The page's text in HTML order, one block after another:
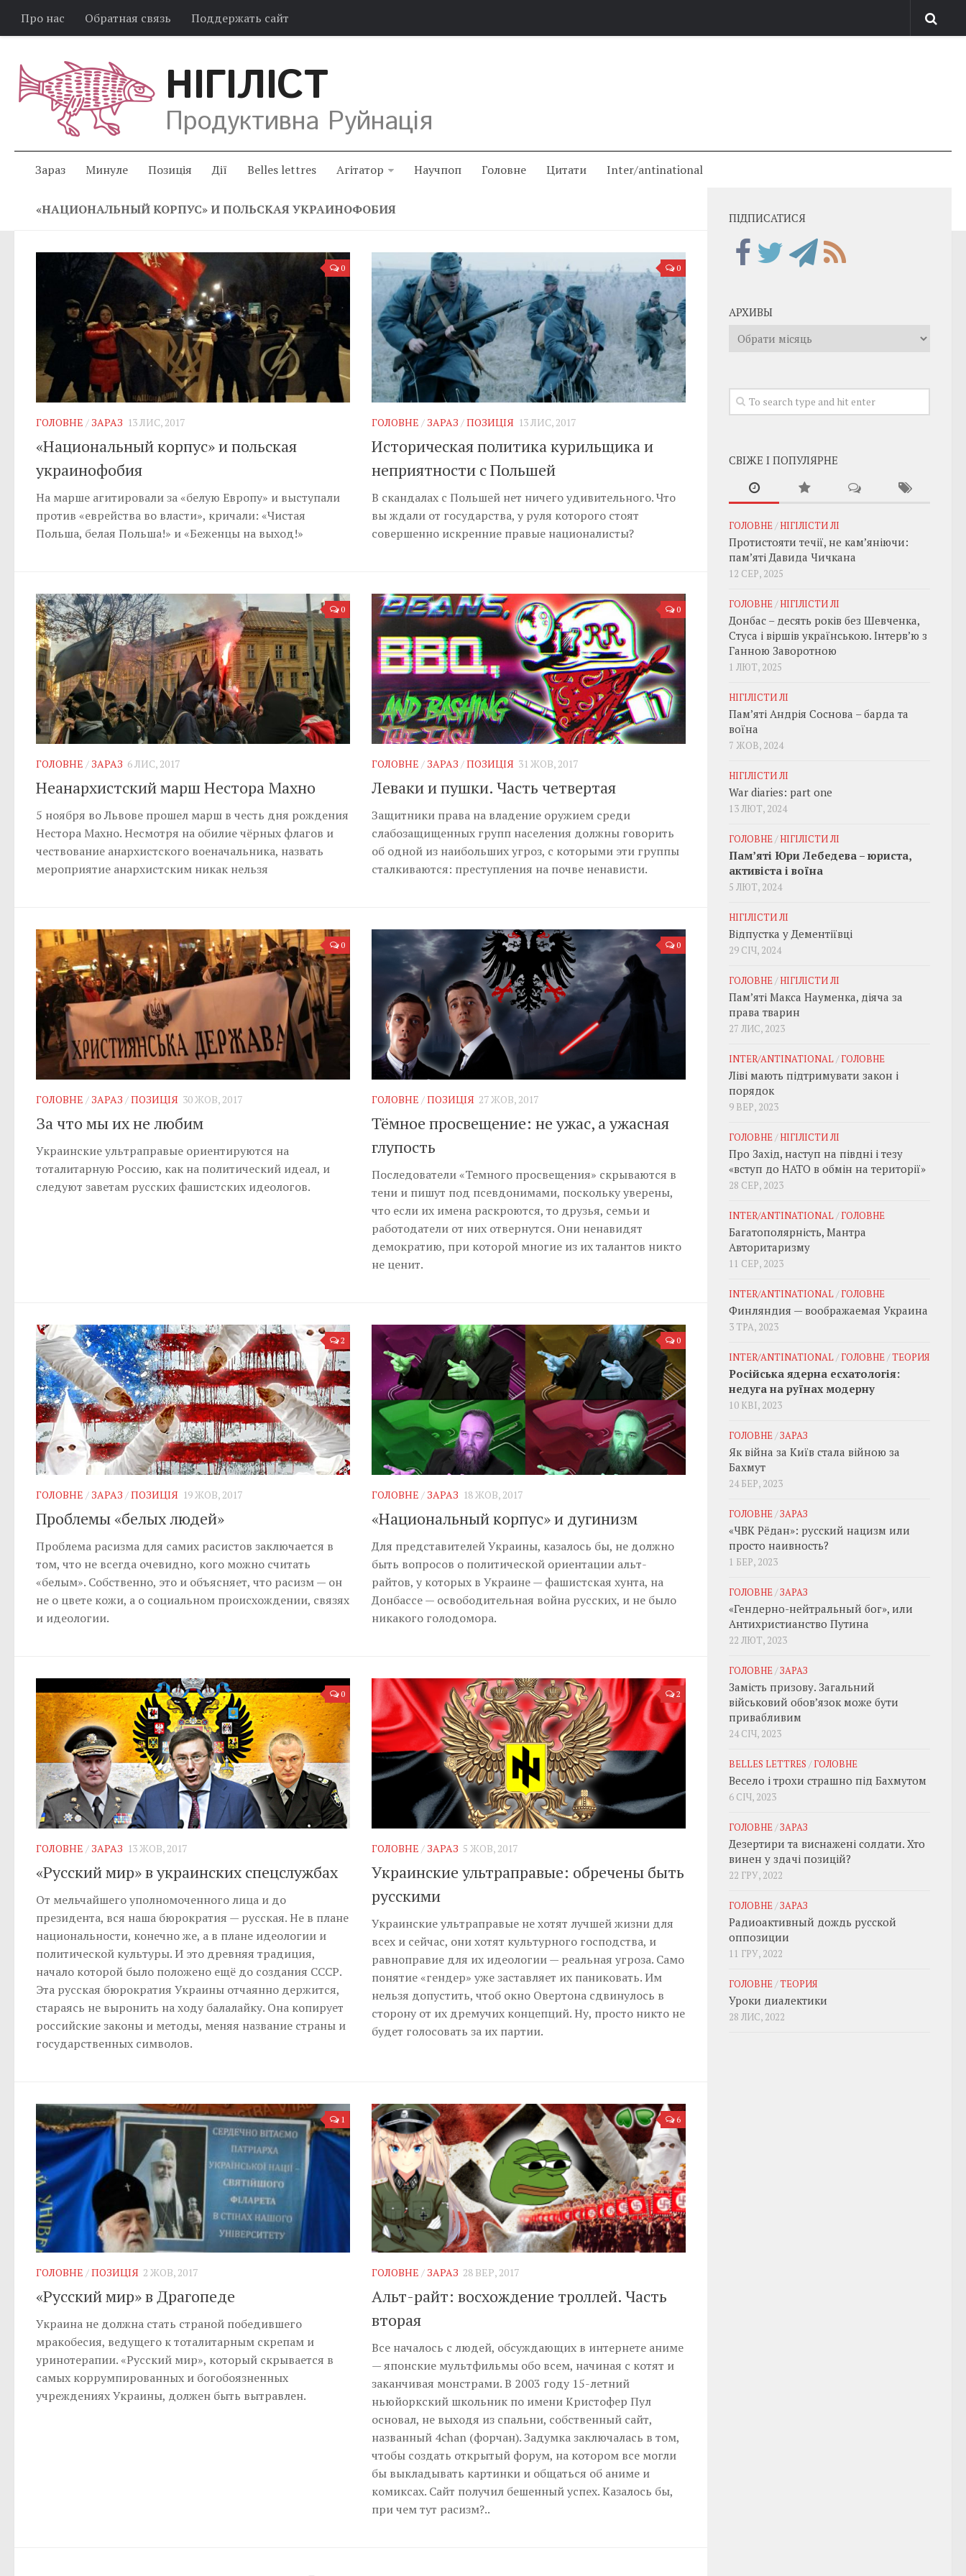
Про нас Обратная связь Поддержать сайт
НІГІЛІСТ
Продуктивна Руйнація
Зараз Минуле Позиція Дії Belles lettres Агітатор Научпоп Головне Цитати Inter/antinational
«НАЦИОНАЛЬНЫЙ КОРПУС» И ПОЛЬСКАЯ УКРАИНОФОБИЯ
0
ГОЛОВНЕ / ЗАРАЗ 13 ЛИС, 2017
«Национальный корпус» и польская
украинофобия
На марше агитировали за «белую Европу» и выступали
против «еврейства во власти», кричали: «Чистая
Польша, белая Польша!» и «Беженцы на выход!»
0
ГОЛОВНЕ / ЗАРАЗ /ПОЗИЦІЯ 13 ЛИС, 2017
Историческая политика курильщика и
неприятности с Польшей
В скандалах с Польшей нет ничего удивительного. Что
вы ждали от государства, у руля которого стоят
совершенно искренние правые националисты?
0
ГОЛОВНЕ / ЗАРАЗ 6 ЛИС, 2017
Неанархистский марш Нестора Махно
5 ноября во Львове прошел марш в честь дня рождения
Нестора Махно. Несмотря на обилие чёрных флагов и
чествование анархистского военачальника, назвать
мероприятие анархистским никак нельзя
0
ГОЛОВНЕ / ЗАРАЗ /ПОЗИЦІЯ 31 ЖОВ, 2017
Леваки и пушки. Часть четвертая
Защитники права на владение оружием среди
слабозащищенных групп населения должны говорить
об одной из наибольших угроз, с которыми эти группы
сталкиваются: преступления на почве ненависти.
0
ГОЛОВНЕ / ЗАРАЗ /ПОЗИЦІЯ 30 ЖОВ, 2017
За что мы их не любим
Украинские ультраправые ориентируются на
тоталитарную Россию, как на политический идеал, и
следуют заветам русских фашистских идеологов.
0
ГОЛОВНЕ /ПОЗИЦІЯ 27 ЖОВ, 2017
Тёмное просвещение: не ужас, а ужасная
глупость
Последователи «Темного просвещения» скрываются в
тени и пишут под псевдонимами, поскольку уверены,
что если их имена раскроются, то друзья, семьи и
работодатели от них отвернутся. Они ненавидят
демократию, при которой многие из их талантов никто
не ценит.
2
ГОЛОВНЕ / ЗАРАЗ /ПОЗИЦІЯ 19 ЖОВ, 2017
Проблемы «белых людей»
Проблема расизма для самих расистов заключается в
том, что не всегда очевидно, кого можно считать
«белым». Собственно, это и объясняет, что расизм — он
не о цвете кожи, а о социальном происхождении, связях
и идеологии.
0
ГОЛОВНЕ / ЗАРАЗ 18 ЖОВ, 2017
«Национальный корпус» и дугинизм
Для представителей Украины, казалось бы, не должно
быть вопросов о политической ориентации альт-
райтов, у которых в Украине — фашистская хунта, на
Донбассе — освободительная война русских, и не было
никакого голодомора.
0
ГОЛОВНЕ / ЗАРАЗ 13 ЖОВ, 2017
«Русский мир» в украинских спецслужбах
От мельчайшего уполномоченного лица и до
президента, вся наша бюрократия — русская. Не в плане
национальности, конечно же, а в плане идеологии и
политической культуры. И это древняя традиция,
начало которой было положено ещё до создания СССР.
Эта русская бюрократия Украины отчаянно держится,
стараясь не выронить на ходу балалайку. Она копирует
российские законы и методы, меняя название страны и
государственных символов.
2
ГОЛОВНЕ / ЗАРАЗ 5 ЖОВ, 2017
Украинские ультраправые: обречены быть
русскими
Украинские ультраправые не хотят лучшей жизни для
всех и сейчас, они хотят культурного господства, и
равноправие для их идеологии — реальная угроза. Само
понятие «гендер» уже заставляет их паниковать. Им
нельзя допустить, чтоб окно Овертона сдвинулось в
сторону от их дремучих концепций. Ну, просто никто не
будет голосовать за их партии.
1
ГОЛОВНЕ /ПОЗИЦІЯ 2 ЖОВ, 2017
«Русский мир» в Драгопеде
Украина не должна стать страной победившего
мракобесия, ведущего к тоталитарным скрепам и
уринотерапии. «Русский мир», который скрывается в
самых коррумпированных и богобоязненных
учреждениях Украины, должен быть вытравлен.
6
ГОЛОВНЕ / ЗАРАЗ 28 ВЕР, 2017
Альт-райт: восхождение троллей. Часть
вторая
Все началось с людей, обсуждающих в интернете аниме
— японские мультфильмы обо всем, начиная с котят и
заканчивая монстрами. В 2003 году 15-летний
ньюйоркский школьник по имени Кристофер Пул
основал, не выходя из спальни, собственный сайт,
названный 4chan (форчан). Задумка заключалась в том,
чтобы создать открытый форум, на котором все могли
бы выкладывать картинки и общаться об аниме и
комиксах. Сайт получил бешенный успех. Казалось бы,
при чем тут расизм?..
ПІДПИСАТИСЯ
АРХИВЫ
Архивы
СВІЖЕ І ПОПУЛЯРНЕ
ГОЛОВНЕ/НІГІЛІСТИ ЛІ
Протистояти течії, не кам’яніючи:
пам’яті Давида Чичкана
12 СЕР, 2025
ГОЛОВНЕ/НІГІЛІСТИ ЛІ
Донбас – десять років без Шевченка,
Стуса і віршів українською. Інтерв’ю з
Ганною Заворотною
1 ЛЮТ, 2025
НІГІЛІСТИ ЛІ
Пам’яті Андрія Соснова – барда та
воїна
7 ЖОВ, 2024
НІГІЛІСТИ ЛІ
War diaries: part one
13 ЛЮТ, 2024
ГОЛОВНЕ/НІГІЛІСТИ ЛІ
Пам’яті Юри Лебедева – юриста,
активіста і воїна
5 ЛЮТ, 2024
НІГІЛІСТИ ЛІ
Відпустка у Дементіївці
29 СІЧ, 2024
ГОЛОВНЕ/НІГІЛІСТИ ЛІ
Пам’яті Макса Науменка, діяча за
права тварин
27 ЛИС, 2023
INTER/ANTINATIONAL/ГОЛОВНЕ
Ліві мають підтримувати закон і
порядок
9 ВЕР, 2023
ГОЛОВНЕ/НІГІЛІСТИ ЛІ
Про Захід, наступ на півдні і тезу
«вступ до НАТО в обмін на території»
28 СЕР, 2023
INTER/ANTINATIONAL/ГОЛОВНЕ
Багатополярність, Мантра
Авторитаризму
11 СЕР, 2023
INTER/ANTINATIONAL/ГОЛОВНЕ
Финляндия — воображаемая Украина
3 ТРА, 2023
INTER/ANTINATIONAL/ГОЛОВНЕ/ТЕОРИЯ
Російська ядерна есхатологія:
недуга на руїнах модерну
10 КВІ, 2023
ГОЛОВНЕ/ЗАРАЗ
Як війна за Київ стала війною за
Бахмут
24 БЕР, 2023
ГОЛОВНЕ/ЗАРАЗ
«ЧВК Рёдан»: русский нацизм или
просто наивность?
1 БЕР, 2023
ГОЛОВНЕ/ЗАРАЗ
«Гендерно-нейтральный бог», или
Антихристианство Путина
22 ЛЮТ, 2023
ГОЛОВНЕ/ЗАРАЗ
Замість призову. Загальний
військовий обовʼязок може бути
привабливим
24 СІЧ, 2023
BELLES LETTRES /ГОЛОВНЕ
Весело і трохи страшно під Бахмутом
6 СІЧ, 2023
ГОЛОВНЕ/ЗАРАЗ
Дезертири та виснажені солдати. Хто
винен у здачі позицій?
22 ГРУ, 2022
ГОЛОВНЕ/ЗАРАЗ
Радиоактивный дождь русской
оппозиции
11 ГРУ, 2022
ГОЛОВНЕ/ТЕОРИЯ
Уроки диалектики
28 ЛИС, 2022